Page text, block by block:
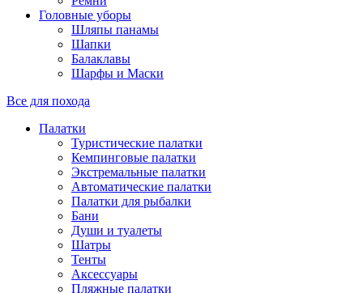
Головные уборы
Шляпы панамы
Шапки
Балаклавы
Шарфы и Маски
Все для похода
Палатки
Туристические палатки
Кемпинговые палатки
Экстремальные палатки
Автоматические палатки
Палатки для рыбалки
Бани
Души и туалеты
Шатры
Тенты
Аксессуары
Пляжные палатки